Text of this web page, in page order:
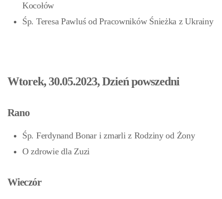
Kocołów
Śp. Teresa Pawluś od Pracowników Śnieżka z Ukrainy
Wtorek, 30.05.2023, Dzień powszedni
Rano
Śp. Ferdynand Bonar i zmarli z Rodziny od Żony
O zdrowie dla Zuzi
Wieczór